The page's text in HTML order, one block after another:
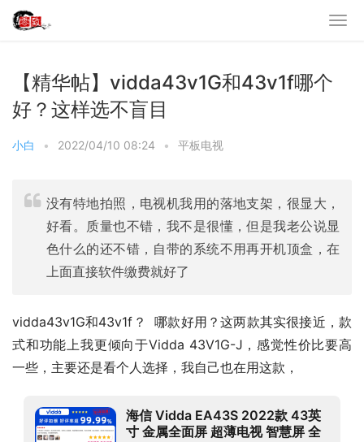
【精华帖】vidda43v1G和43v1f哪个
好？这样选不盲目
小白 • 2022/04/10 08:24 • 平板电视
没有特地拍照，电视机我用的落地支架，很显大，
好看。质量也不错，我不是很懂，但是我老公说显
色什么的还不错，自带的系统不用再开机顶盒，在
上面直接软件缴费就好了
vidda43v1G和43v1f？  哪款好用？这两款其实很接近，款
式和功能上我更倾向于Vidda 43V1G-J，感觉性价比要高
一些，主要还是看个人选择，我自己也在用这款，
海信 Vidda EA43S 2022款 43英
寸 金属全面屏 超薄电视 智慧屏 全